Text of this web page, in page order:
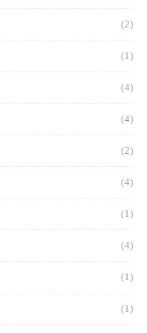
(2)
(1)
(4)
(4)
(2)
(4)
(1)
(4)
(1)
(1)